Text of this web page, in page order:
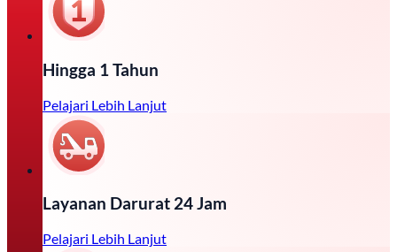
Hingga 1 Tahun
Pelajari Lebih Lanjut
Layanan Darurat 24 Jam
Pelajari Lebih Lanjut